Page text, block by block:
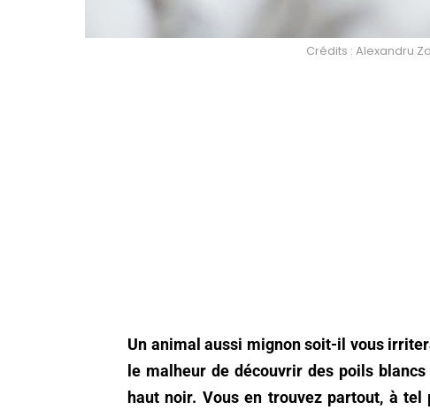
Crédits : Alexandru
Un animal aussi mignon soit-il vous
le malheur de découvrir des poils
haut noir. Vous en trouvez partout, à tel